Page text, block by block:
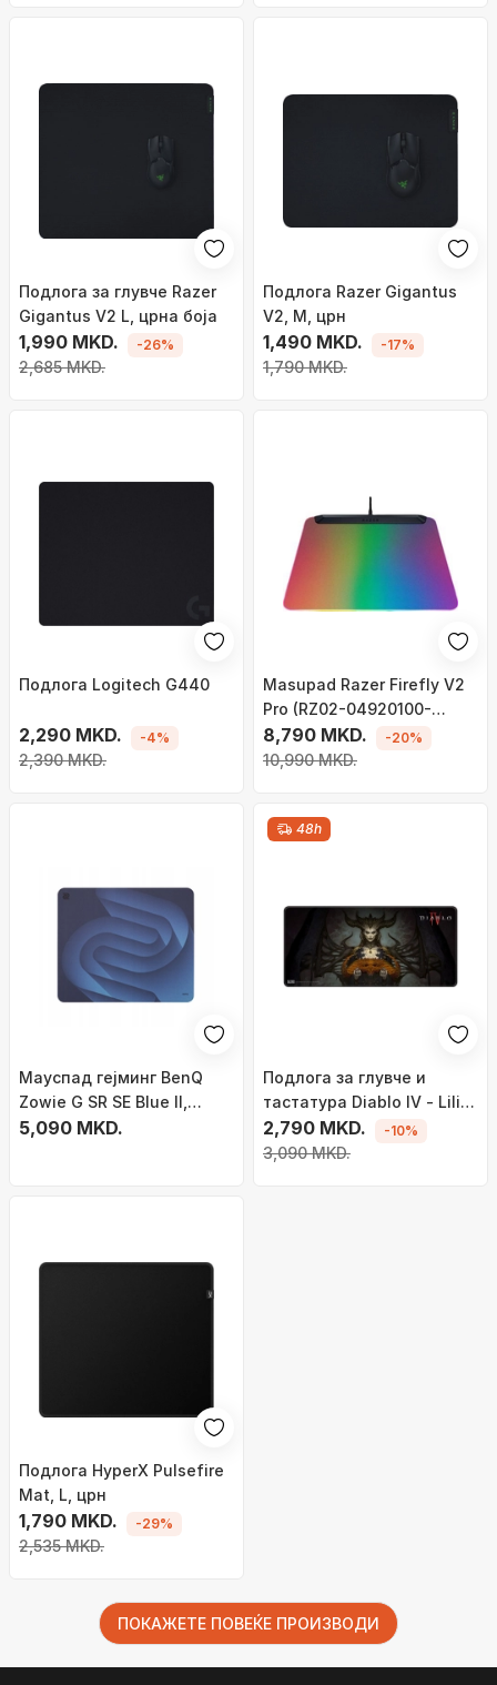
Подлога за глувче Razer
Gigantus V2 L, црна боја
1,990 MKD.
2,685 MKD.
-26%
Подлога Razer Gigantus
V2, M, црн
1,490 MKD.
1,790 MKD.
-17%
Подлога Logitech G440
2,290 MKD.
2,390 MKD.
-4%
Masupad Razer Firefly V2
Pro (RZ02-04920100-
R3M1), i zi
8,790 MKD.
10,990 MKD.
-20%
Мауспад гејминг BenQ
Zowie G SR SE Blue II,
големина L, од ткаенина,
5,090 MKD.
48h
Подлога за глувче и
тастатура Diablo IV - Lilith
Limited Edition (XL)
2,790 MKD.
3,090 MKD.
-10%
Подлога HyperX Pulsefire
Mat, L, црн
1,790 MKD.
2,535 MKD.
-29%
ПОКАЖЕТЕ ПОВЕЌЕ ПРОИЗВОДИ